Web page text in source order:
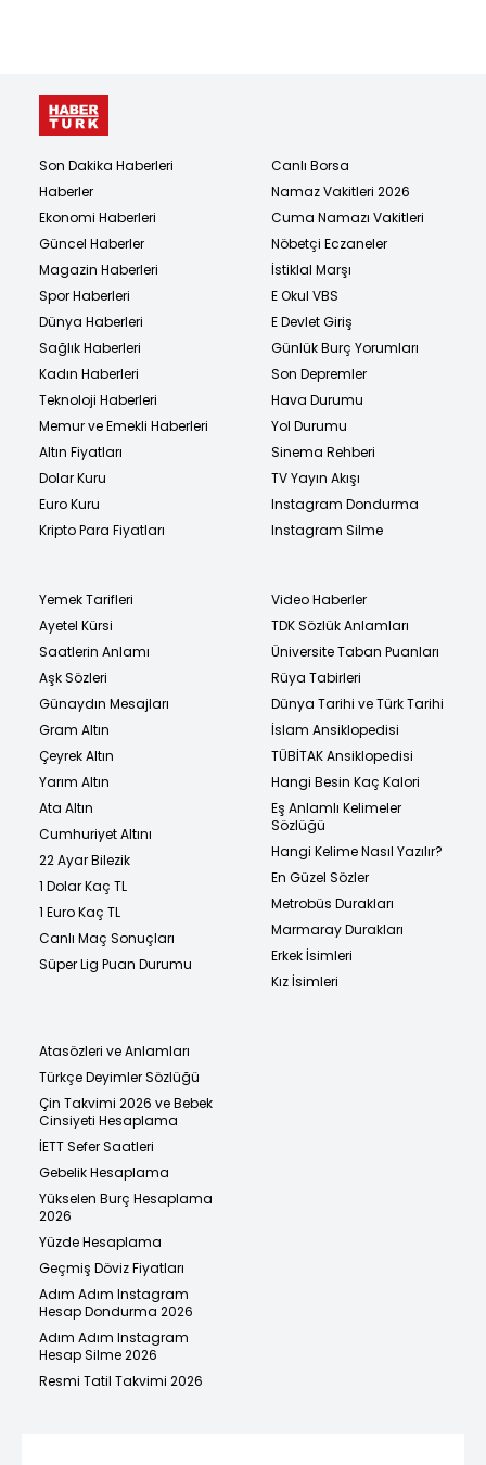
Son Dakika Haberleri
Haberler
Ekonomi Haberleri
Güncel Haberler
Magazin Haberleri
Spor Haberleri
Dünya Haberleri
Sağlık Haberleri
Kadın Haberleri
Teknoloji Haberleri
Memur ve Emekli Haberleri
Altın Fiyatları
Dolar Kuru
Euro Kuru
Kripto Para Fiyatları
Canlı Borsa
Namaz Vakitleri 2026
Cuma Namazı Vakitleri
Nöbetçi Eczaneler
İstiklal Marşı
E Okul VBS
E Devlet Giriş
Günlük Burç Yorumları
Son Depremler
Hava Durumu
Yol Durumu
Sinema Rehberi
TV Yayın Akışı
Instagram Dondurma
Instagram Silme
Yemek Tarifleri
Ayetel Kürsi
Saatlerin Anlamı
Aşk Sözleri
Günaydın Mesajları
Gram Altın
Çeyrek Altın
Yarım Altın
Ata Altın
Cumhuriyet Altını
22 Ayar Bilezik
1 Dolar Kaç TL
1 Euro Kaç TL
Canlı Maç Sonuçları
Süper Lig Puan Durumu
Video Haberler
TDK Sözlük Anlamları
Üniversite Taban Puanları
Rüya Tabirleri
Dünya Tarihi ve Türk Tarihi
İslam Ansiklopedisi
TÜBİTAK Ansiklopedisi
Hangi Besin Kaç Kalori
Eş Anlamlı Kelimeler
Sözlüğü
Hangi Kelime Nasıl Yazılır?
En Güzel Sözler
Metrobüs Durakları
Marmaray Durakları
Erkek İsimleri
Kız İsimleri
Atasözleri ve Anlamları
Türkçe Deyimler Sözlüğü
Çin Takvimi 2026 ve Bebek
Cinsiyeti Hesaplama
İETT Sefer Saatleri
Gebelik Hesaplama
Yükselen Burç Hesaplama
2026
Yüzde Hesaplama
Geçmiş Döviz Fiyatları
Adım Adım Instagram
Hesap Dondurma 2026
Adım Adım Instagram
Hesap Silme 2026
Resmi Tatil Takvimi 2026